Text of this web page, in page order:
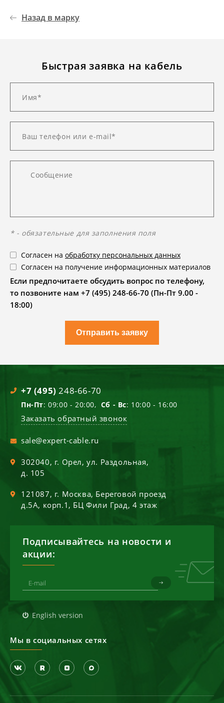
Назад в марку
Быстрая заявка на кабель
* - обязательные для заполнения поля
Согласен на обработку персональных данных
Согласен на получение информационных материалов
Если предпочитаете обсудить вопрос по телефону,
то позвоните нам +7 (495) 248-66-70 (Пн-Пт 9.00 -
18:00)
Отправить заявку
+7 (495) 248-66-70
Пн-Пт: 09:00 - 20:00, Сб - Вс: 10:00 - 16:00
Заказать обратный звонок
sale@expert-cable.ru
302040, г. Орел,ул. Раздольная,
д. 105
121087, г. Москва, Береговой проезд
д.5А, корп.1, БЦ Фили Град, 4 этаж
Подписывайтесь на новости и
акции:
English version
Мы в социальных сетях